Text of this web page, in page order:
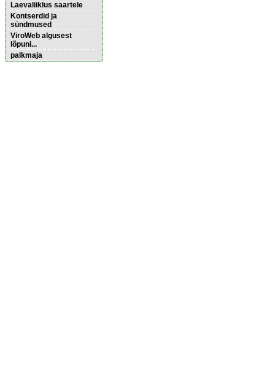
Laevaliiklus saartele
Kontserdid ja
sündmused
ViroWeb algusest
lõpuni...
palkmaja